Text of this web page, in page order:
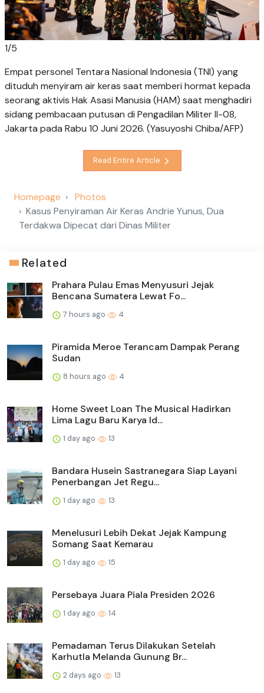
1/5
Empat personel Tentara Nasional Indonesia (TNI) yang
dituduh menyiram air keras saat memberi hormat kepada
seorang aktivis Hak Asasi Manusia (HAM) saat menghadiri
sidang pembacaan putusan di Pengadilan Militer II-08,
Jakarta pada Rabu 10 Juni 2026. (Yasuyoshi Chiba/AFP)
Read Entire Article
Homepage
Photos
Kasus Penyiraman Air Keras Andrie Yunus, Dua
Terdakwa Dipecat dari Dinas Militer
Related
Prahara Pulau Emas Menyusuri Jejak
Bencana Sumatera Lewat Fo...
7 hours ago 4
Piramida Meroe Terancam Dampak Perang
Sudan
8 hours ago 4
Home Sweet Loan The Musical Hadirkan
Lima Lagu Baru Karya Id...
1 day ago 13
Bandara Husein Sastranegara Siap Layani
Penerbangan Jet Regu...
1 day ago 13
Menelusuri Lebih Dekat Jejak Kampung
Somang Saat Kemarau
1 day ago 15
Persebaya Juara Piala Presiden 2026
1 day ago 14
Pemadaman Terus Dilakukan Setelah
Karhutla Melanda Gunung Br...
2 days ago 13